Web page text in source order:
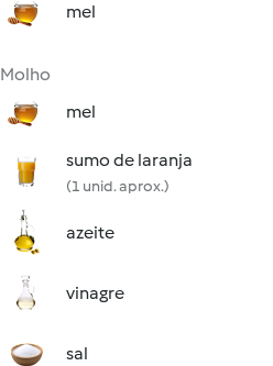
mel
Molho
mel
sumo de laranja
(1 unid. aprox.)
azeite
vinagre
sal